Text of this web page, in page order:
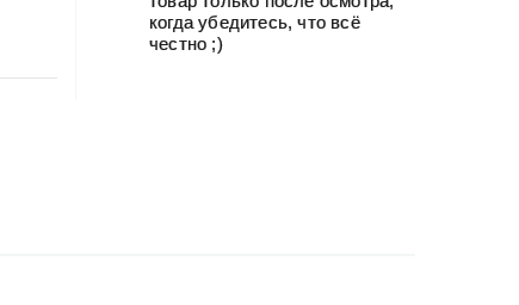
когда убедитесь, что всё
честно ;)